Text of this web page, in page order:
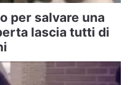
per salvare una
lascia tutti di